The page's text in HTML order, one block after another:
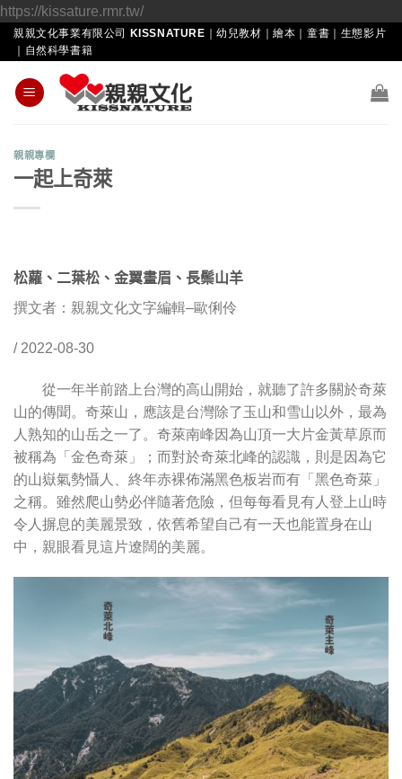
https://kissature.rmr.tw/Skip
to
親親文化事業有限公司 KISSNATURE｜幼兒教材｜繪本｜童書｜生態影片
｜自然科學書籍
親親專欄
一起上奇萊
松蘿、二葉松、金翼畫眉、長鬃山羊
撰文者：親親文化文字編輯–歐俐伶
/ 2022-08-30
從一年半前踏上台灣的高山開始，就聽了許多關於奇萊
山的傳聞。奇萊山，應該是台灣除了玉山和雪山以外，最為
人熟知的山岳之一了。奇萊南峰因為山頂一大片金黃草原而
被稱為「金色奇萊」；而對於奇萊北峰的認識，則是因為它
的山嶽氣勢懾人、終年赤裸佈滿黑色板岩而有「黑色奇萊」
之稱。雖然爬山勢必伴隨著危險，但每每看見有人登上山時
令人摒息的美麗景致，依舊希望自己有一天也能置身在山
中，親眼看見這片遼闊的美麗。